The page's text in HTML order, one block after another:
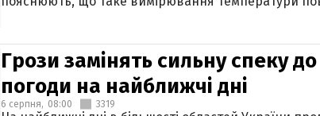
Грози замінять сильну спеку
погоди на найближчі дні
6 серпня, 08:00 3319